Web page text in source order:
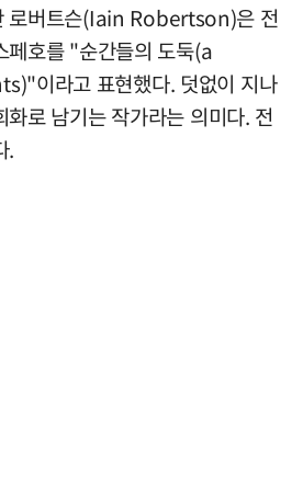
로버트슨(Iain Robertson)은 전
페호를 "순간들의 도둑(a
이라고 표현했다. 덧없이 지나
로 남기는 작가라는 의미다. 전
.